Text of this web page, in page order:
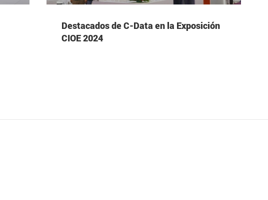
Destacados de C-Data en la Exposición
CIOE 2024